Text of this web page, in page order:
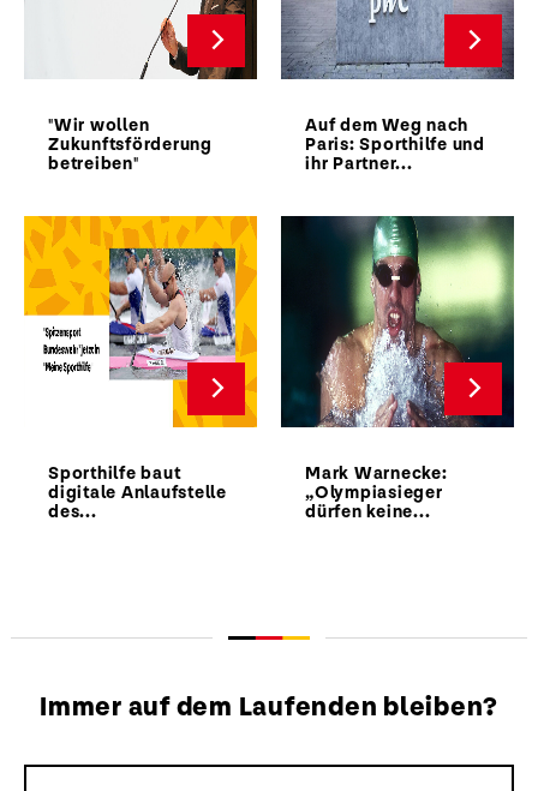
"Wir wollen
Zukunftsförderung
betreiben"
Auf dem Weg nach
Paris: Sporthilfe und
ihr Partner...
Sporthilfe baut
digitale Anlaufstelle
des...
Mark Warnecke:
„Olympiasieger
dürfen keine...
Immer auf dem Laufenden bleiben?